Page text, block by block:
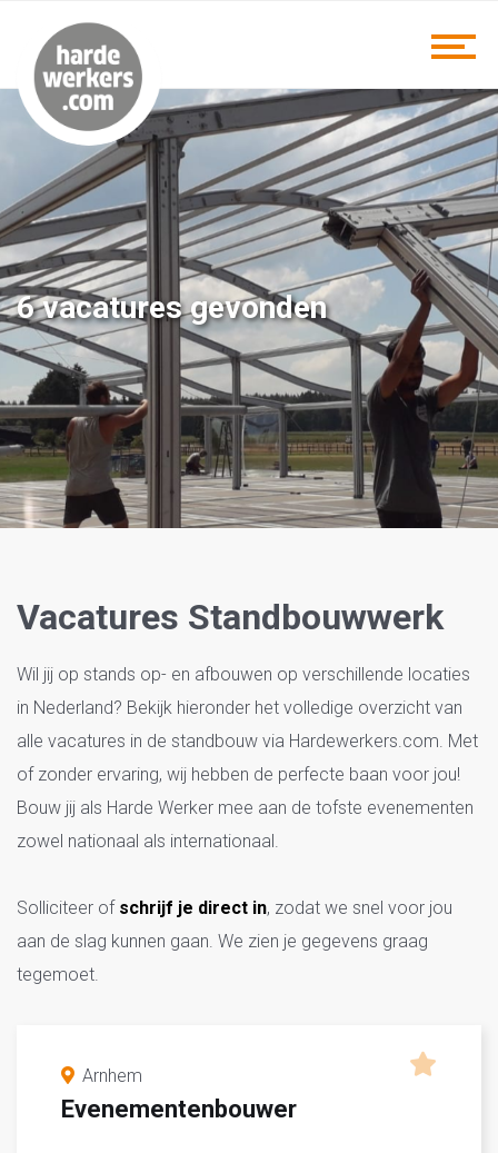
6 vacatures gevonden
Vacatures Standbouwwerk
Wil jij op stands op- en afbouwen op verschillende locaties
in Nederland? Bekijk hieronder het volledige overzicht van
alle vacatures in de standbouw via Hardewerkers.com. Met
of zonder ervaring, wij hebben de perfecte baan voor jou!
Bouw jij als Harde Werker mee aan de tofste evenementen
zowel nationaal als internationaal.
Solliciteer of schrijf je direct in, zodat we snel voor jou
aan de slag kunnen gaan. We zien je gegevens graag
tegemoet.
Arnhem
Evenementenbouwer